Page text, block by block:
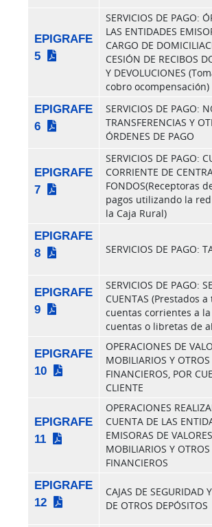
EPIGRAFE
5
SERVICIOS DE PAGO:
LAS ENTIDADES
CARGO DE
CESIÓN DE RECIBOS
Y DEVOLUCIONES
cobro ocompensación)
EPIGRAFE
6
SERVICIOS DE PAGO:
TRANSFERENCIAS Y
ÓRDENES DE PAGO
EPIGRAFE
7
SERVICIOS DE PAGO:
CORRIENTE DE
FONDOS(Receptoras
pagos utilizando la
la Caja Rural)
EPIGRAFE
8
SERVICIOS DE PAGO:
EPIGRAFE
9
SERVICIOS DE PAGO:
CUENTAS (Prestados
cuentas corrientes a
cuentas o libretas de
EPIGRAFE
10
OPERACIONES DE
MOBILIARIOS Y OTROS
FINANCIEROS, POR
CLIENTE
EPIGRAFE
11
OPERACIONES
CUENTA DE LAS
EMISORAS DE VALORES
MOBILIARIOS Y OTROS
FINANCIEROS
EPIGRAFE
12
CAJAS DE SEGURIDAD
DE OTROS DEPÓSITOS